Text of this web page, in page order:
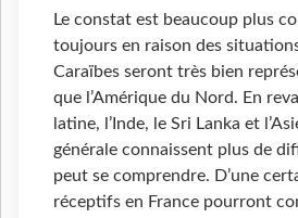
Le constat est beaucoup plus
toujours en raison des
Caraïbes seront très bien
que l’Amérique du Nord. En
latine, l’Inde, le Sri Lanka et
générale connaissent plus de
peut se comprendre. D’une
réceptifs en France pourront